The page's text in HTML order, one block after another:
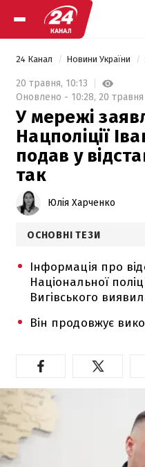
24 Канал Новини України
20 травня, 10:13
Оновлено - 10:28, 20 травня
У мережі
Нацполіції
подав у
так
Юлія Харченко
ОСНОВНІ ТЕЗИ
Інформація про
Національної
Вигівського
Він продовжує